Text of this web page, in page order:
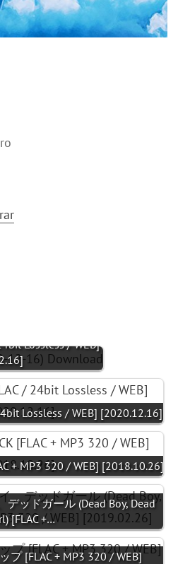
Lossless / WEB]
Lossless / WEB] [2020.12.16]
+ MP3 320 / WEB] [2018.10.26]
デッドガール (Dead Boy, Dead
[FLAC +…
プ [FLAC + MP3 320 / WEB]